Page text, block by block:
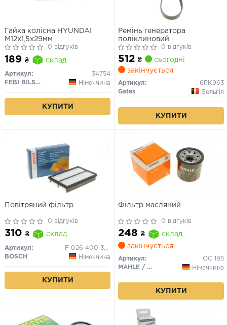
Гайка колісна HYUNDAI
M12x1,5x29мм
0 відгуків
189 ₴ склад
Артикул:
34754
FEBI BILSTEIN
Німеччина
КУПИТИ
Ремінь генератора
поліклиновий
0 відгуків
512 ₴
сьогодні
закінчується
Артикул:
6PK963
Gates
Бельгія
КУПИТИ
Повітряний фільтр
0 відгуків
310 ₴ склад
Артикул:
F 026 400 347
BOSCH
Німеччина
КУПИТИ
Фільтр масляний
0 відгуків
248 ₴
склад
закінчується
Артикул:
OC 195
MAHLE / KNECHT
Німеччина
КУПИТИ